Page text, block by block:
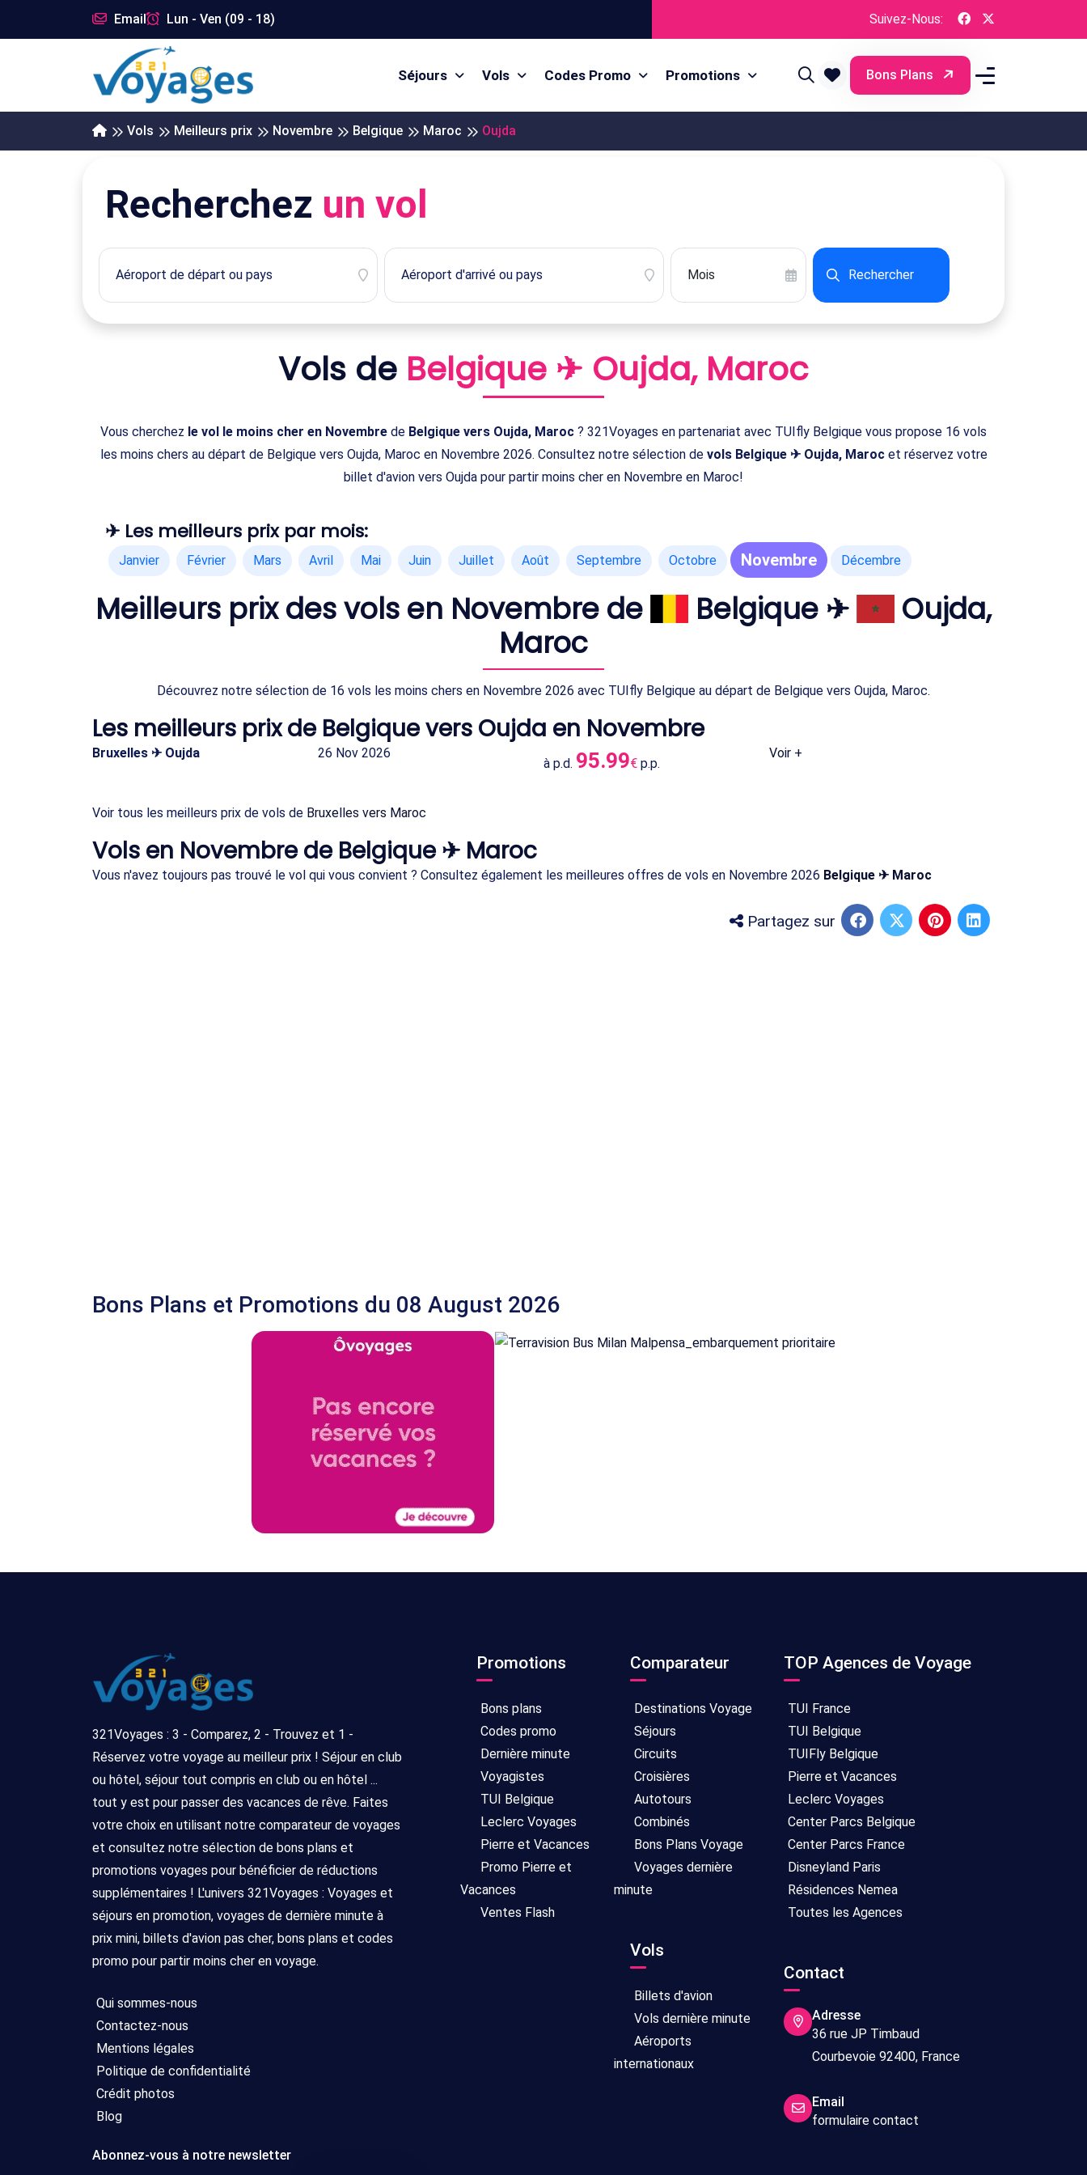
Email Lun - Ven (09 - 18) Suivez-Nous:
Séjours Vols Codes Promo Promotions Bons Plans
Vols Meilleurs prix Novembre Belgique Maroc Oujda
Recherchez un vol
Rechercher
Vols de Belgique ✈ Oujda, Maroc
Vous cherchez le vol le moins cher en Novembre de Belgique vers Oujda, Maroc ? 321Voyages en partenariat avec TUIfly Belgique vous propose 16 vols
les moins chers au départ de Belgique vers Oujda, Maroc en Novembre 2026. Consultez notre sélection de vols Belgique ✈ Oujda, Marocet réservez votre
billet d'avion vers Oujda pour partir moins cher en Novembre en Maroc!
✈ Les meilleurs prix par mois:
Janvier Février Mars Avril Mai Juin Juillet Août Septembre Octobre Novembre Décembre
Meilleurs prix des vols en Novembre de Belgique ✈
Oujda,
Maroc
Découvrez notre sélection de 16 vols les moins chers en Novembre 2026 avec TUIfly Belgique au départ de Belgique vers Oujda, Maroc.
Les meilleurs prix de Belgique vers Oujda en Novembre
Bruxelles ✈ Oujda 26 Nov 2026
à p.d. 95.99€ p.p.
Voir +
Voir tous les meilleurs prix de vols de Bruxelles vers Maroc
Vols en Novembre de Belgique ✈ Maroc
Vous n'avez toujours pas trouvé le vol qui vous convient ? Consultez également les meilleures offres de vols en Novembre 2026 Belgique ✈ Maroc
Partagez sur
Bons Plans et Promotions du 08 August 2026
321Voyages : 3 - Comparez, 2 - Trouvez et 1 -
Réservez votre voyage au meilleur prix ! Séjour en club
ou hôtel, séjour tout compris en club ou en hôtel ...
tout y est pour passer des vacances de rêve. Faites
votre choix en utilisant notre comparateur de voyages
et consultez notre sélection de bons plans et
promotions voyages pour bénéficier de réductions
supplémentaires ! L'univers 321Voyages : Voyages et
séjours en promotion, voyages de dernière minute à
prix mini, billets d'avion pas cher, bons plans et codes
promo pour partir moins cher en voyage.
Qui sommes-nous
Contactez-nous
Mentions légales
Politique de confidentialité
Crédit photos
Blog
Abonnez-vous à notre newsletter
Promotions
Bons plans
Codes promo
Dernière minute
Voyagistes
TUI Belgique
Leclerc Voyages
Pierre et Vacances
Promo Pierre et
Vacances
Ventes Flash
Comparateur
Destinations Voyage
Séjours
Circuits
Croisières
Autotours
Combinés
Bons Plans Voyage
Voyages dernière
minute
Vols
Billets d'avion
Vols dernière minute
Aéroports
internationaux
TOP Agences de Voyage
TUI France
TUI Belgique
TUIFly Belgique
Pierre et Vacances
Leclerc Voyages
Center Parcs Belgique
Center Parcs France
Disneyland Paris
Résidences Nemea
Toutes les Agences
Contact
Adresse
36 rue JP Timbaud
Courbevoie 92400, France
Email
formulaire contact